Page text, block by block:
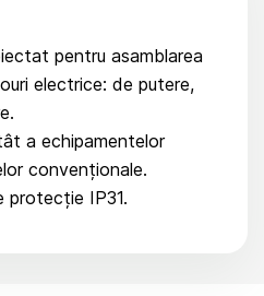
pentru asamblarea
electrice: de putere,
a echipamentelor
convenționale.
protecție IP31.